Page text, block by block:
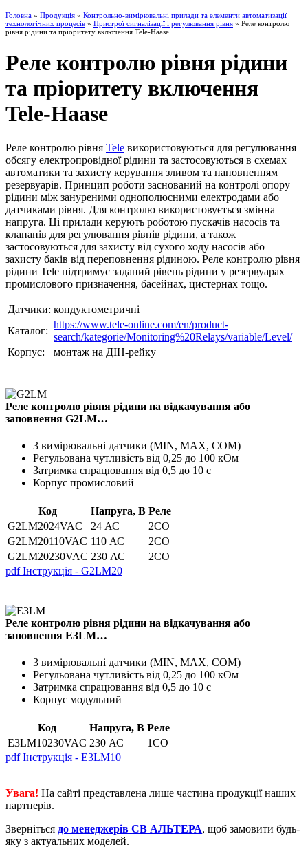
Головна » Продукція » Контрольно-вимірювальні прилади та елементи автоматизації
технологічних процесів » Пристрої сигналізації і регулювання рівня » Реле контролю
рівня рідини та пріоритету включення Tele-Haase
Реле контролю рівня рідини
та пріоритету включення
Tele-Haase
Реле контролю рівня Tele використовуються для регулювання
обсягу електропровідної рідини та застосовуються в схемах
автоматики та захисту керування зливом та наповненням
резервуарів. Принцип роботи заснований на контролі опору
рідини між зануреними однополюсними електродами або
датчиками рівня. Для контролю використовується змінна
напруга. Ці прилади керують роботою пускачів насосів та
клапанів для регулювання рівнів рідини, а також
застосовуються для захисту від сухого ходу насосів або
захисту баків від переповнення рідиною. Реле контролю рівня
рідини Tele підтримує заданий рівень рідини у резервуарах
промислового призначення, басейнах, цистернах тощо.
Датчики: кондуктометричні
Каталог:
https://www.tele-online.com/en/product-
search/kategorie/Monitoring%20Relays/variable/Level/
Корпус:
монтаж на ДІН-рейку
Реле контролю рівня рідини на відкачування або
заповнення G2LM…
3 вимірювальні датчики (MIN, MAX, COM)
Регульована чутливість від 0,25 до 100 кОм
Затримка спрацювання від 0,5 до 10 с
Корпус промисловий
Код Напруга, В Реле
G2LM2024VAC
24 АС
2CO
G2LM20110VAC 110 АС
2CO
G2LM20230VAC 230 АС
2CO
pdfІнструкція - G2LM20
Реле контролю рівня рідини на відкачування або
заповнення E3LM…
3 вимірювальні датчики (MIN, MAX, COM)
Регульована чутливість від 0,25 до 100 кОм
Затримка спрацювання від 0,5 до 10 с
Корпус модульний
Код Напруга, В Реле
E3LM10230VAC 230 АС
1CO
pdfІнструкція - E3LM10
Увага! На сайті представлена лише частина продукції наших
партнерів.
Зверніться до менеджерів СВ АЛЬТЕРА, щоб замовити будь-
яку з актуальних моделей.